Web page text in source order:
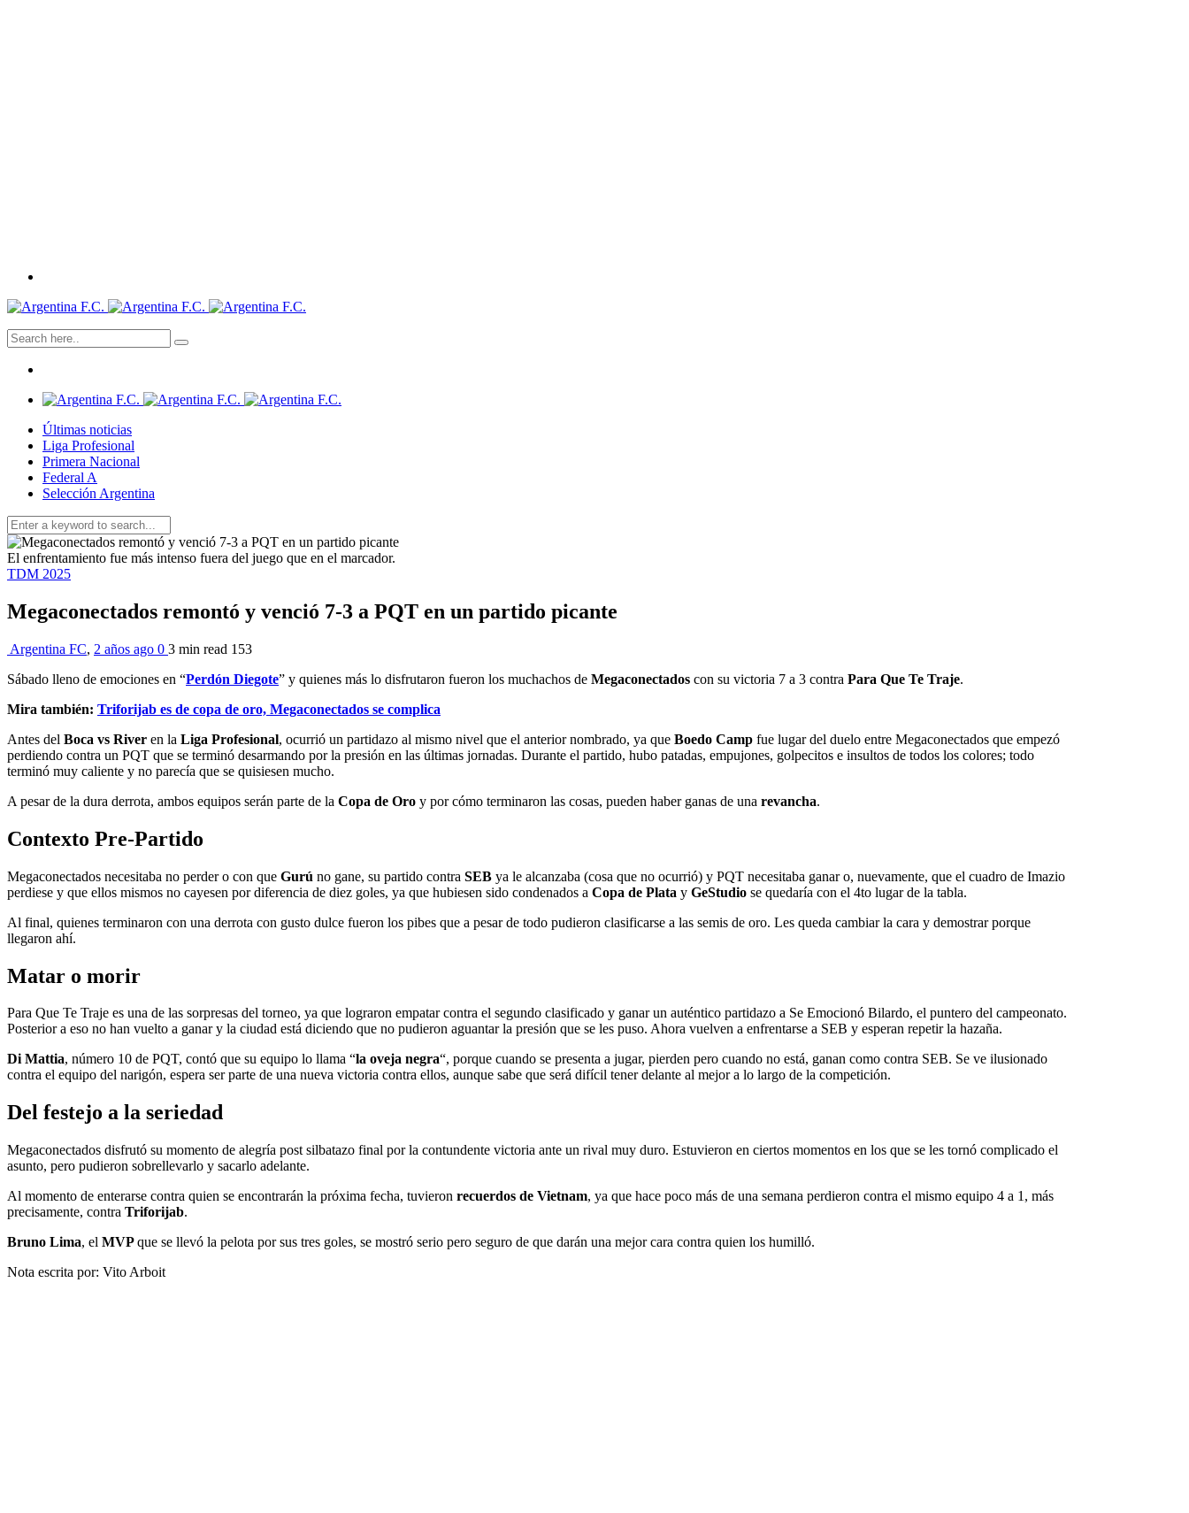
Últimas noticias
Liga Profesional
Primera Nacional
Federal A
Selección Argentina
El enfrentamiento fue más intenso fuera del juego que en el marcador.
TDM 2025
Megaconectados remontó y venció 7-3 a PQT en un partido picante
Argentina FC, 2 años ago 0 3 min read 153
Sábado lleno de emociones en “Perdón Diegote” y quienes más lo disfrutaron fueron los muchachos de Megaconectados con su victoria 7 a 3 contra Para Que Te Traje.
Mira también: Triforijab es de copa de oro, Megaconectados se complica
Antes del Boca vs River en la Liga Profesional, ocurrió un partidazo al mismo nivel que el anterior nombrado, ya que Boedo Camp fue lugar del duelo entre Megaconectados que empezó
perdiendo contra un PQT que se terminó desarmando por la presión en las últimas jornadas. Durante el partido, hubo patadas, empujones, golpecitos e insultos de todos los colores; todo
terminó muy caliente y no parecía que se quisiesen mucho.
A pesar de la dura derrota, ambos equipos serán parte de la Copa de Oro y por cómo terminaron las cosas, pueden haber ganas de una revancha.
Contexto Pre-Partido
Megaconectados necesitaba no perder o con que Gurú no gane, su partido contra SEB ya le alcanzaba (cosa que no ocurrió) y PQT necesitaba ganar o, nuevamente, que el cuadro de Imazio
perdiese y que ellos mismos no cayesen por diferencia de diez goles, ya que hubiesen sido condenados a Copa de Plata y GeStudio se quedaría con el 4to lugar de la tabla.
Al final, quienes terminaron con una derrota con gusto dulce fueron los pibes que a pesar de todo pudieron clasificarse a las semis de oro. Les queda cambiar la cara y demostrar porque
llegaron ahí.
Matar o morir
Para Que Te Traje es una de las sorpresas del torneo, ya que lograron empatar contra el segundo clasificado y ganar un auténtico partidazo a Se Emocionó Bilardo, el puntero del campeonato.
Posterior a eso no han vuelto a ganar y la ciudad está diciendo que no pudieron aguantar la presión que se les puso. Ahora vuelven a enfrentarse a SEB y esperan repetir la hazaña.
Di Mattia, número 10 de PQT, contó que su equipo lo llama “la oveja negra“, porque cuando se presenta a jugar, pierden pero cuando no está, ganan como contra SEB. Se ve ilusionado
contra el equipo del narigón, espera ser parte de una nueva victoria contra ellos, aunque sabe que será difícil tener delante al mejor a lo largo de la competición.
Del festejo a la seriedad
Megaconectados disfrutó su momento de alegría post silbatazo final por la contundente victoria ante un rival muy duro. Estuvieron en ciertos momentos en los que se les tornó complicado el
asunto, pero pudieron sobrellevarlo y sacarlo adelante.
Al momento de enterarse contra quien se encontrarán la próxima fecha, tuvieron recuerdos de Vietnam, ya que hace poco más de una semana perdieron contra el mismo equipo 4 a 1, más
precisamente, contra Triforijab.
Bruno Lima, el MVPque se llevó la pelota por sus tres goles, se mostró serio pero seguro de que darán una mejor cara contra quien los humilló.
Nota escrita por: Vito Arboit